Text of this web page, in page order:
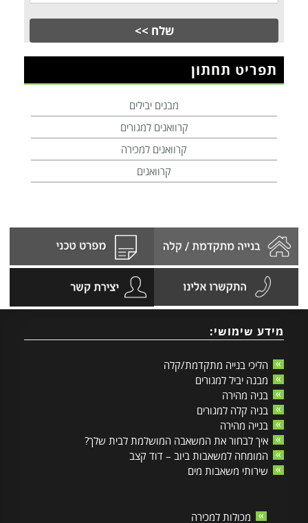
תפריט תחתון
מבנים יבילים
קרוואנים למגורים
קרוואנים למכירה
קרוואנים
מידע שימושי:
הליכי בנייה מתקדמת/קלה
מבנה יביל למגורים
בניה מהירה
בניה קלה למגורים
בנייה מהירה
איך לבחור את המשאבה המושלמת לבית שלך?
המומחה למשאבות ביוב – דוד קצב
שירותי משאבות מים
מכולות למכירה